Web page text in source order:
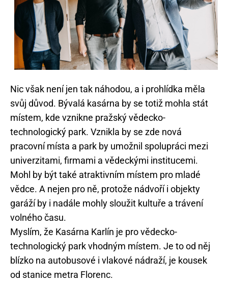
Nic však není jen tak náhodou, a i prohlídka měla
svůj důvod. Bývalá kasárna by se totiž mohla stát
místem, kde vznikne pražský vědecko-
technologický park. Vznikla by se zde nová
pracovní místa a park by umožnil spolupráci mezi
univerzitami, firmami a vědeckými institucemi.
Mohl by být také atraktivním místem pro mladé
vědce. A nejen pro ně, protože nádvoří i objekty
garáží by i nadále mohly sloužit kultuře a trávení
volného času.
Myslím, že Kasárna Karlín je pro vědecko-
technologický park vhodným místem. Je to od něj
blízko na autobusové i vlakové nádraží, je kousek
od stanice metra Florenc.